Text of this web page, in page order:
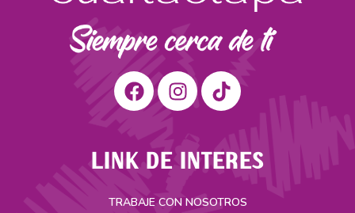
LINK DE INTERES
TRABAJE CON NOSOTROS